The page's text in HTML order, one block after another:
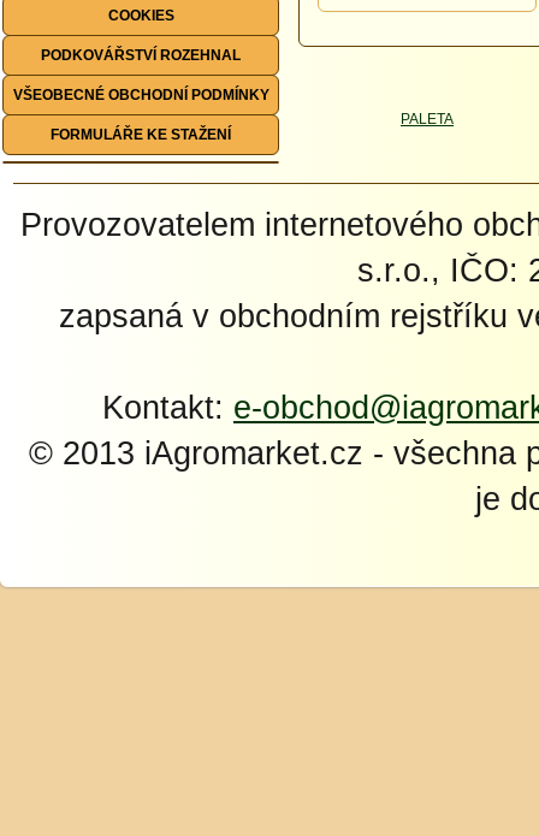
COOKIES
PODKOVÁŘSTVÍ ROZEHNAL
VŠEOBECNÉ OBCHODNÍ PODMÍNKY
FORMULÁŘE KE STAŽENÍ
Provozovatelem internetového
s.r.o., IČO:
zapsaná v obchodním rejstříku
Kontakt: e-
© 2013 iAgromarket.cz - všechna
je